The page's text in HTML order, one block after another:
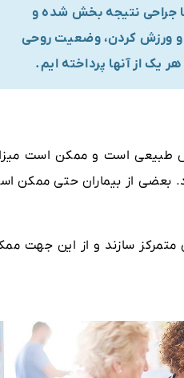
تا جراحی نتیجه بخش شده و
و ورزش کردن، وضعیت روحی
یک از آنها پرداخته ایم.
طبیعی است و ممکن ‌است
بعضی از بیماران حتی ممکن
متمرکز سازند و از این جهت